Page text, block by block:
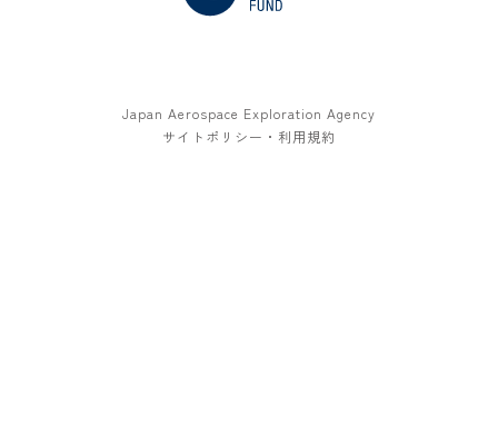
Japan Aerospace Exploration Agency
サイトポリシー・利用規約